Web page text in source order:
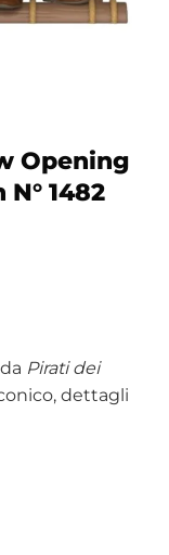
Opening
1482
Pirati dei
dettagli
of the